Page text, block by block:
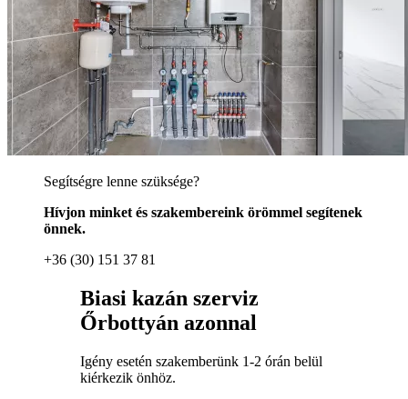
Segítségre lenne szüksége?
Hívjon minket és szakembereink örömmel segítenek
önnek.
+36 (30) 151 37 81
Biasi kazán szerviz
Őrbottyán azonnal
Igény esetén szakemberünk 1-2 órán belül
kiérkezik önhöz.